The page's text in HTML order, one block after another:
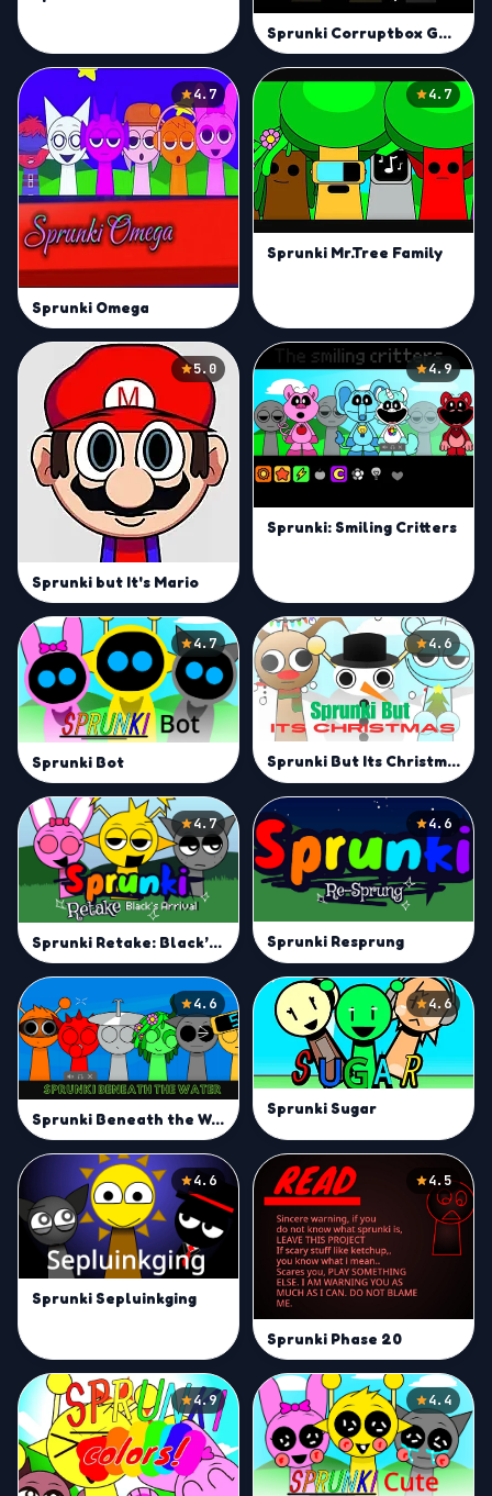
Sprunki Corruptbox Goreless
4.7
Sprunki Omega
4.7
Sprunki Mr.Tree Family
5.0
Sprunki but It's Mario
4.9
Sprunki: Smiling Critters
4.7
Sprunki Bot
4.6
Sprunki But Its Christmas
4.7
Sprunki Retake: Black’s Arrival
4.6
Sprunki Resprung
4.6
Sprunki Beneath the Water
4.6
Sprunki Sugar
4.6
Sprunki Sepluinkging
4.5
Sprunki Phase 20
4.9 4.4